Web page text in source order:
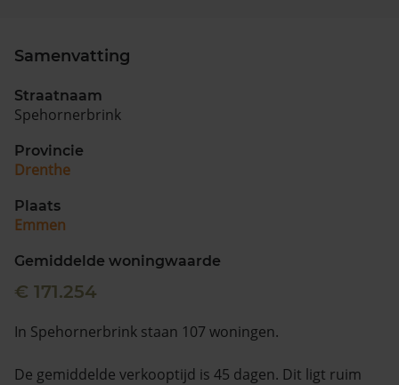
Samenvatting
Straatnaam
Spehornerbrink
Provincie
Drenthe
Plaats
Emmen
Gemiddelde woningwaarde
€ 171.254
In Spehornerbrink staan 107 woningen.
De gemiddelde verkooptijd is 45 dagen. Dit ligt ruim